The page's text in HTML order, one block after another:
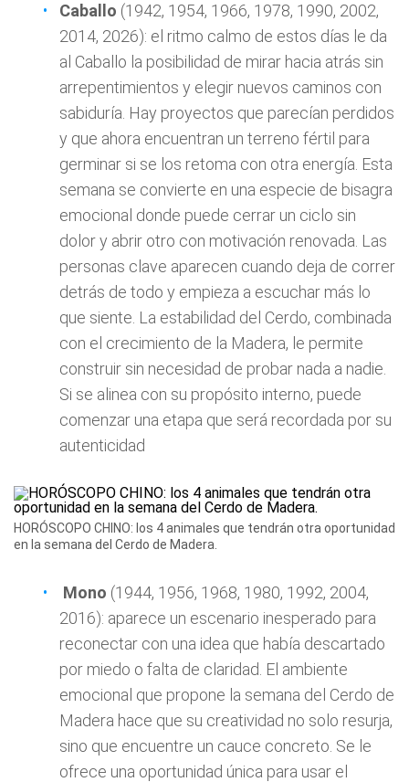
Caballo (1942, 1954, 1966, 1978, 1990, 2002,
2014, 2026): el ritmo calmo de estos días le da
al Caballo la posibilidad de mirar hacia atrás sin
arrepentimientos y elegir nuevos caminos con
sabiduría. Hay proyectos que parecían perdidos
y que ahora encuentran un terreno fértil para
germinar si se los retoma con otra energía. Esta
semana se convierte en una especie de bisagra
emocional donde puede cerrar un ciclo sin
dolor y abrir otro con motivación renovada. Las
personas clave aparecen cuando deja de correr
detrás de todo y empieza a escuchar más lo
que siente. La estabilidad del Cerdo, combinada
con el crecimiento de la Madera, le permite
construir sin necesidad de probar nada a nadie.
Si se alinea con su propósito interno, puede
comenzar una etapa que será recordada por su
autenticidad
HORÓSCOPO CHINO: los 4 animales que tendrán otra oportunidad
en la semana del Cerdo de Madera.
Mono (1944, 1956, 1968, 1980, 1992, 2004,
2016): aparece un escenario inesperado para
reconectar con una idea que había descartado
por miedo o falta de claridad. El ambiente
emocional que propone la semana del Cerdo de
Madera hace que su creatividad no solo resurja,
sino que encuentre un cauce concreto. Se le
ofrece una oportunidad única para usar el